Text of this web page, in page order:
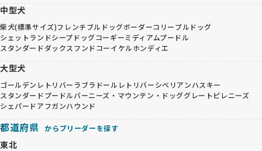
中型犬
柴犬(標準サイズ)フレンチブルドッグボーダーコリーブルドッグ
シェットランドシープドッグコーギーミディアムプードル
スタンダードダックスフンドコーイケルホンディエ
大型犬
ゴールデンレトリバー ラブラドールレトリバーシベリアンハスキー
スタンダードプードルバーニーズ・マウンテン・ドッググレートピレニーズ
シェパードアフガンハウンド
都道府県 からブリーダーを探す
東北